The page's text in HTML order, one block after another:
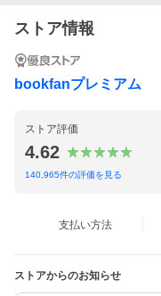
ストア情報
bookfanプレミアム
ストア評価
4.62
140,965件の評価を見る
支払い方法
ストアからのお知らせ